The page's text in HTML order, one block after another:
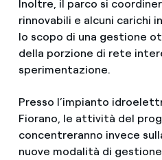
Inoltre, il parco si
rinnovabili e alcuni carichi
lo scopo di una gestione
della porzione di rete
sperimentazione.
Presso l’impianto
Fiorano, le attività del
concentreranno invece
nuove modalità di